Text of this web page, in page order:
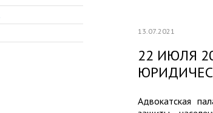
13.07.2021
22 ИЮЛЯ
Адвокатская